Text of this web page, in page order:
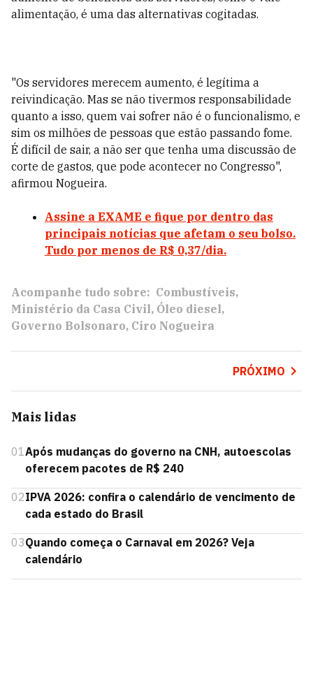
alimentação, é uma das alternativas cogitadas.
"Os servidores merecem aumento, é legítima a
reivindicação. Mas se não tivermos responsabilidade
quanto a isso, quem vai sofrer não é o funcionalismo, e
sim os milhões de pessoas que estão passando fome.
É difícil de sair, a não ser que tenha uma discussão de
corte de gastos, que pode acontecer no Congresso",
afirmou Nogueira.
Assine a EXAME e fique por dentro das
principais notícias que afetam o seu bolso.
Tudo por menos de R$ 0,37/dia.
Acompanhe tudo sobre: Combustíveis
Ministério da Casa Civil Óleo diesel
Governo Bolsonaro Ciro Nogueira
PRÓXIMO
Mais lidas
01Após mudanças do governo na CNH, autoescolas
oferecem pacotes de R$ 240
02IPVA 2026: confira o calendário de vencimento de
cada estado do Brasil
03Quando começa o Carnaval em 2026? Veja
calendário